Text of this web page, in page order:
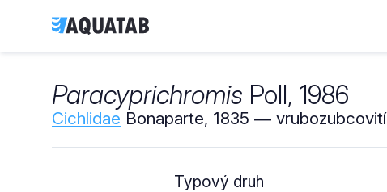
Paracyprichromis Poll, 1986
Cichlidae Bonaparte, 1835 ― vrubozubcovití
Typový druh